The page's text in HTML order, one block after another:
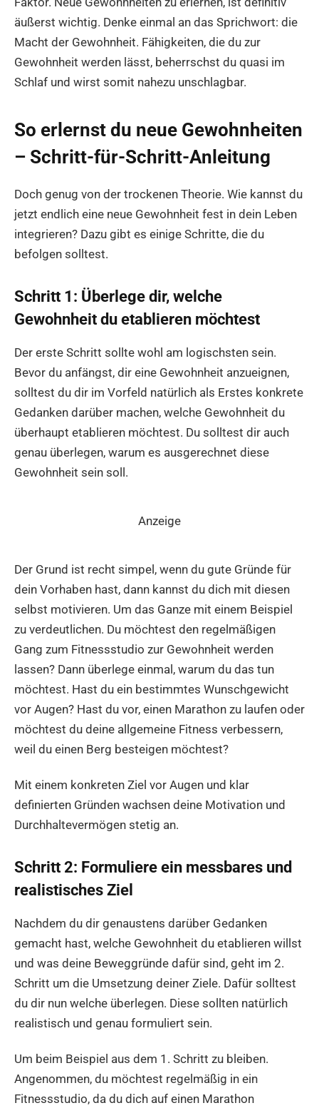
äußerst wichtig. Denke einmal an das Sprichwort: die
Macht der Gewohnheit. Fähigkeiten, die du zur
Gewohnheit werden lässt, beherrschst du quasi im
Schlaf und wirst somit nahezu unschlagbar.
So erlernst du neue Gewohnheiten
– Schritt-für-Schritt-Anleitung
Doch genug von der trockenen Theorie. Wie kannst du
jetzt endlich eine neue Gewohnheit fest in dein Leben
integrieren? Dazu gibt es einige Schritte, die du
befolgen solltest.
Schritt 1: Überlege dir, welche
Gewohnheit du etablieren möchtest
Der erste Schritt sollte wohl am logischsten sein.
Bevor du anfängst, dir eine Gewohnheit anzueignen,
solltest du dir im Vorfeld natürlich als Erstes konkrete
Gedanken darüber machen, welche Gewohnheit du
überhaupt etablieren möchtest. Du solltest dir auch
genau überlegen, warum es ausgerechnet diese
Gewohnheit sein soll.
Anzeige
Der Grund ist recht simpel, wenn du gute Gründe für
dein Vorhaben hast, dann kannst du dich mit diesen
selbst motivieren. Um das Ganze mit einem Beispiel
zu verdeutlichen. Du möchtest den regelmäßigen
Gang zum Fitnessstudio zur Gewohnheit werden
lassen? Dann überlege einmal, warum du das tun
möchtest. Hast du ein bestimmtes Wunschgewicht
vor Augen? Hast du vor, einen Marathon zu laufen oder
möchtest du deine allgemeine Fitness verbessern,
weil du einen Berg besteigen möchtest?
Mit einem konkreten Ziel vor Augen und klar
definierten Gründen wachsen deine Motivation und
Durchhaltevermögen stetig an.
Schritt 2: Formuliere ein messbares und
realistisches Ziel
Nachdem du dir genaustens darüber Gedanken
gemacht hast, welche Gewohnheit du etablieren willst
und was deine Beweggründe dafür sind, geht im 2.
Schritt um die Umsetzung deiner Ziele. Dafür solltest
du dir nun welche überlegen. Diese sollten natürlich
realistisch und genau formuliert sein.
Um beim Beispiel aus dem 1. Schritt zu bleiben.
Angenommen, du möchtest regelmäßig in ein
Fitnessstudio, da du dich auf einen Marathon